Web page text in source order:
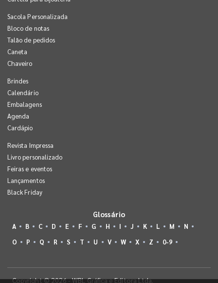
Sacola Personalizada
Bloco de notas
Talão de pedidos
Caneta
Chaveiro
Brindes
Calendário
Embalagens
Agenda
Cardápio
Revista Impressa
Livro personalizado
Feiras e eventos
Lançamentos
Black Friday
Glossário
A B C D E F G H I J K L M
N
O
P Q R S T U V W X Z 0-9
Copyright © 2026 - WBL Gráfica e Editora Ltda.